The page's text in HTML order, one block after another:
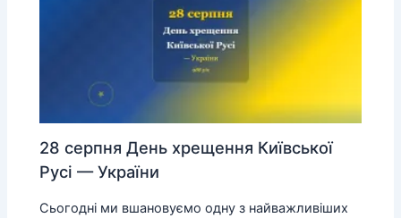
28 серпня День хрещення Київської
Русі — України
Сьогодні ми вшановуємо одну з найважливіших